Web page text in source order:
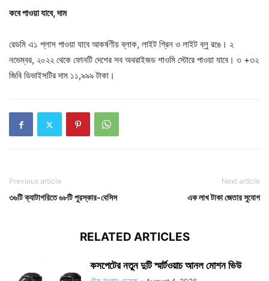
কবে পাওয়া যাবে, দাম
রেডমি এ১ প্লাস পাওয়া যাবে আকর্ষণীয় ব্লাক, লাইট গ্রিন ও লাইট ব্লু রঙে। ২
নভেম্বর, ২০২২ থেকে ফোনটি দেশের সব অথরাইজড শাওমি স্টোরে পাওয়া যাবে। ৩ +৩২
জিবি ডিভাইসটির দাম ১১,৯৯৯ টাকা।
Previous article
৩৬টি ক্যাটাগরিতে ৬৮টি পুরস্কার-বেসিস
Next article
এক লাখ টাকা জেতার সুযোগ
RELATED ARTICLES
কসপেটের নতুন দুটি স্মার্টওয়াচ আনল মোশন ভিউ